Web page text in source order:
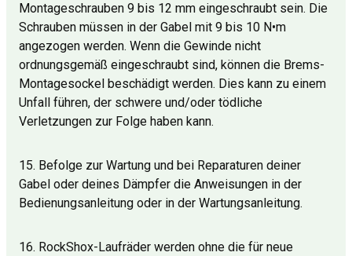
Montageschrauben 9 bis 12 mm eingeschraubt sein. Die
Schrauben müssen in der Gabel mit 9 bis 10 N•m
angezogen werden. Wenn die Gewinde nicht
ordnungsgemäß eingeschraubt sind, können die Brems-
Montagesockel beschädigt werden. Dies kann zu einem
Unfall führen, der schwere und/oder tödliche
Verletzungen zur Folge haben kann.
15. Befolge zur Wartung und bei Reparaturen deiner
Gabel oder deines Dämpfer die Anweisungen in der
Bedienungsanleitung oder in der Wartungsanleitung.
16. RockShox-Laufräder werden ohne die für neue